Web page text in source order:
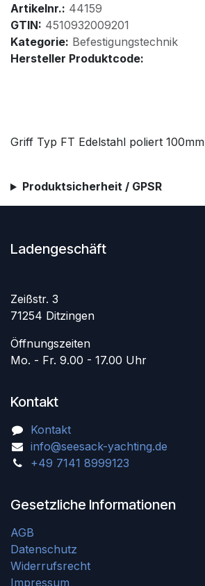
Artikelnr.: 44159
GTIN: 4510932009201
Kategorie: Befestigungstechnik
Hersteller Produktcode:
Griff Typ FT Edelstahl poliert 100mm
Produktsicherheit / GPSR
Ladengeschäft
Zeißstr. 3
71254 Ditzingen
Öffnungszeiten
Mo. - Fr. 9.00 - 17.00 Uhr
Kontakt
Kontakt
info@seesack-yachting.de
+49 7141 8999123
Gesetzliche Informationen
AGB
Datenschutz
Widerrufsrecht
Impressum